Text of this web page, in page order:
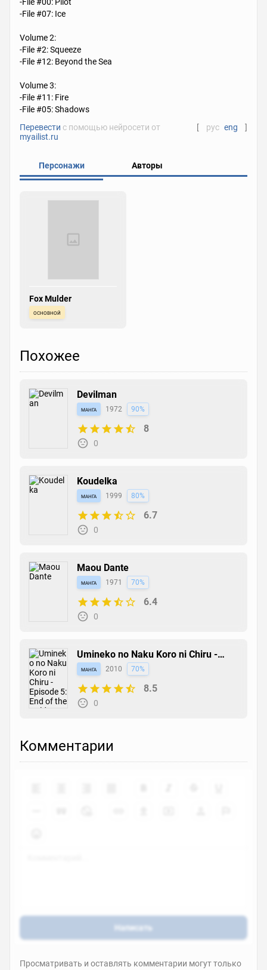
-File #07: Ice
Volume 2:
-File #2: Squeeze
-File #12: Beyond the Sea
Volume 3:
-File #11: Fire
-File #05: Shadows
Перевести с помощью нейросети от
myailist.ru
[ рус eng ]
Персонажи Авторы
Fox Mulder
основной
Похожее
Devilman
манга 1972 90%
8
0
Koudelka
манга 1999 80%
6.7
0
Maou Dante
манга 1971 70%
6.4
0
Umineko no Naku Koro ni Chiru -
Episode 5: End of the Golden Witch
манга 2010 70%
8.5
0
Комментарии
Написать
Просматривать и оставлять комментарии могут только